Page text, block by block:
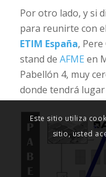
Por otro lado, y si
para reunirte con
ETIM España,
stand de AFME en
Pabellón 4, muy
donde tendrá
Este sitio utiliza
sitio, usted